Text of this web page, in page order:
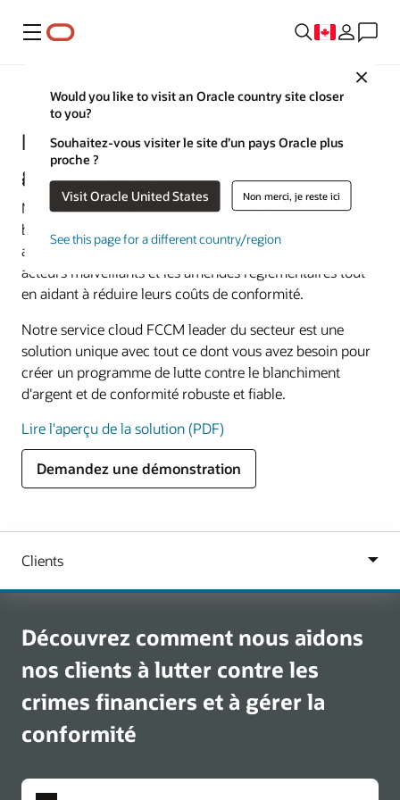
Menu
Close
Would you like to visit an Oracle country site closer
to you?
Souhaitez-vous visiter le site d’un pays Oracle plus
proche ?
Visit Oracle United States Non merci, je reste ici
See this page for a different country/region
Services financiers
La criminalité financière et la
gestion de la conformité (FCCM)
Nous donnons aux responsables de la lutte contre le
blanchiment d'argent (LBA) et de la conformité les outils
appropriés pour protéger leur institution contre les
acteurs malveillants et les amendes réglementaires tout
en aidant à réduire leurs coûts de conformité.
Notre service cloud FCCM leader du secteur est une
solution unique avec tout ce dont vous avez besoin pour
créer un programme de lutte contre le blanchiment
d'argent et de conformité robuste et fiable.
Lire l'aperçu de la solution (PDF)
Demandez une démonstration
Découvrez comment nous aidons
nos clients à lutter contre les
crimes financiers et à gérer la
conformité